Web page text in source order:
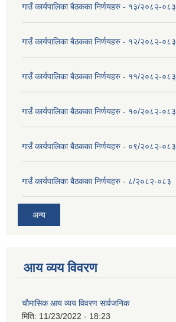
गाउँ कार्यपालिका बैठकका निर्णयहरु - १३/२०८२-०८३
गाउँ कार्यपालिका बैठकका निर्णयहरु - १२/२०८२-०८३
गाउँ कार्यपालिका बैठकका निर्णयहरु - ११/२०८२-०८३
गाउँ कार्यपालिका बैठकका निर्णयहरु - १०/२०८२-०८३
गाउँ कार्यपालिका बैठकका निर्णयहरु - ०९/२०८२-०८३
गाउँ कार्यपालिका बैठकका निर्णयहरु - ८/२०८२-०८३
अन्य
आय व्यय विवरण
चाैमासिक आय व्यय विवरण सार्वजनिक
मिति: 11/23/2022 - 18:23